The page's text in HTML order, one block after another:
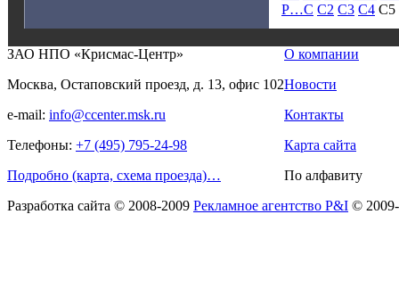
Р…С С2 С3 С4 С5
ЗАО НПО «Крисмас-Центр»
Москва, Остаповский проезд, д. 13, офис 102
e-mail: info@ccenter.msk.ru
Телефоны: +7 (495) 795-24-98
Подробно (карта, схема проезда)…
О компании
Новости
Контакты
Карта сайта
По алфавиту
Разработка сайта © 2008-2009 Рекламное агентство P&I ©